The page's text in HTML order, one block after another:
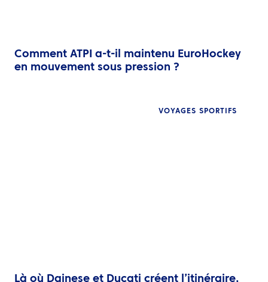
Comment ATPI a-t-il maintenu EuroHockey
en mouvement sous pression ?
VOYAGES SPORTIFS
Là où Dainese et Ducati créent l’itinéraire,